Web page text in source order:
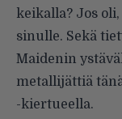
keikalla? Jos
sinulle. Sekä
Maidenin
metallijättiä
-kiertueella.